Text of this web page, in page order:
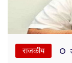
राजकीय